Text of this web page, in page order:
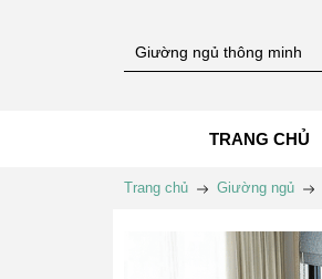
TRANG CHỦ
Trang chủ Giường ngủ